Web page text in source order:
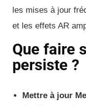
les mises à jour
et les effets AR
Que faire
persiste ?
Mettre à jour